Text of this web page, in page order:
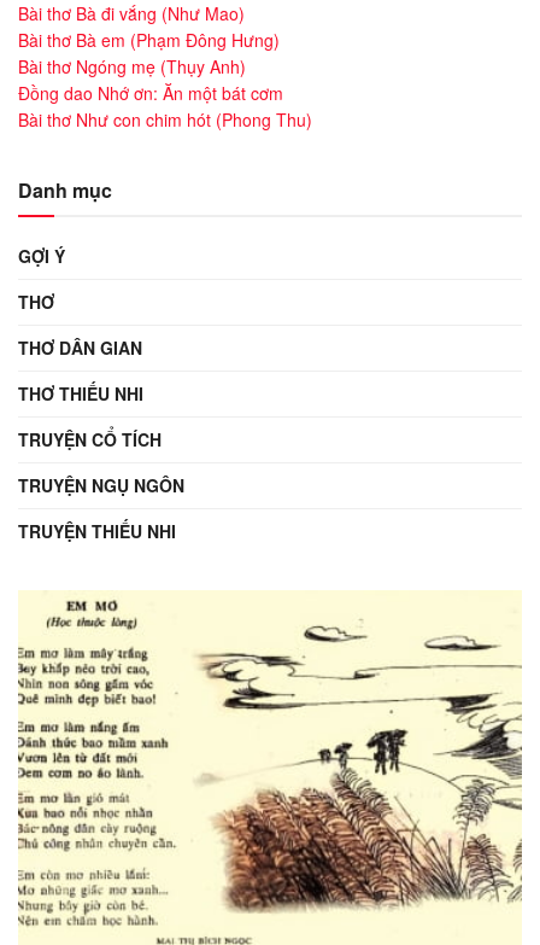
Bài thơ Bà đi vắng (Như Mao)
Bài thơ Bà em (Phạm Đông Hưng)
Bài thơ Ngóng mẹ (Thụy Anh)
Đồng dao Nhớ ơn: Ăn một bát cơm
Bài thơ Như con chim hót (Phong Thu)
Danh mục
GỢI Ý
THƠ
THƠ DÂN GIAN
THƠ THIẾU NHI
TRUYỆN CỔ TÍCH
TRUYỆN NGỤ NGÔN
TRUYỆN THIẾU NHI